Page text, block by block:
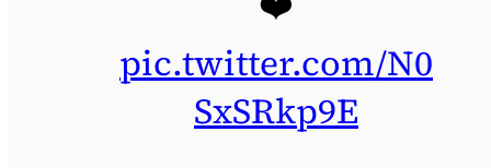
pic.twitter.com/N0
SxSRkp9E